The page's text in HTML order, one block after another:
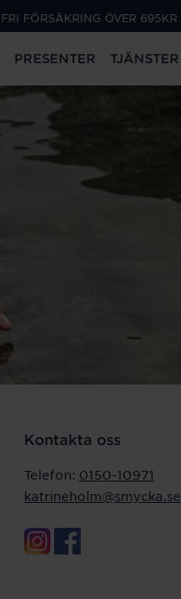
FRI FÖRSÄKRING ÖVER 695KR
PRESENTER TJÄNSTER
Kontakta oss
Telefon: 0150-10971
katrineholm@smycka.se